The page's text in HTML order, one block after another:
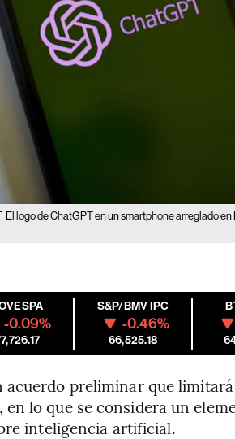
El logo de ChatGPT en un smartphone arreglado en
-0.09%
S&P/BMV IPC
-0.46%
66,525.18
preliminar que
lo que se considera un
inteligencia artificial.